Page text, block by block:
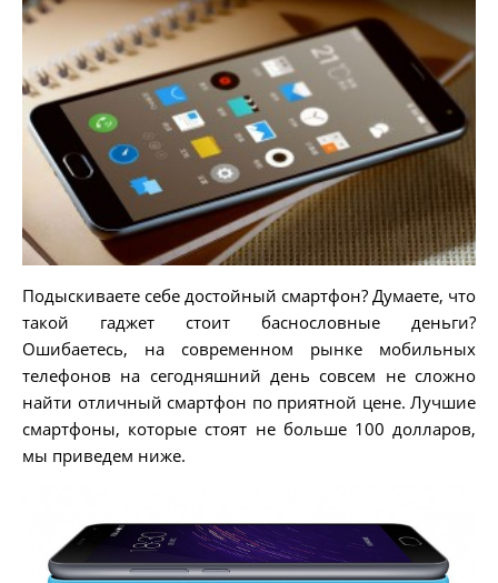
Подыскиваете себе достойный смартфон? Думаете, что
такой гаджет стоит баснословные деньги?
Ошибаетесь, на современном рынке мобильных
телефонов на сегодняшний день совсем не сложно
найти отличный смартфон по приятной цене. Лучшие
смартфоны, которые стоят не больше 100 долларов,
мы приведем ниже.